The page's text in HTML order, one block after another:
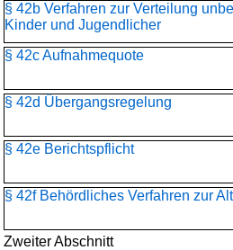
§ 42b Verfahren zur Verteilung
Kinder und Jugendlicher
§ 42c Aufnahmequote
§ 42d Übergangsregelung
§ 42e Berichtspflicht
§ 42f Behördliches Verfahren zur
Zweiter Abschnitt